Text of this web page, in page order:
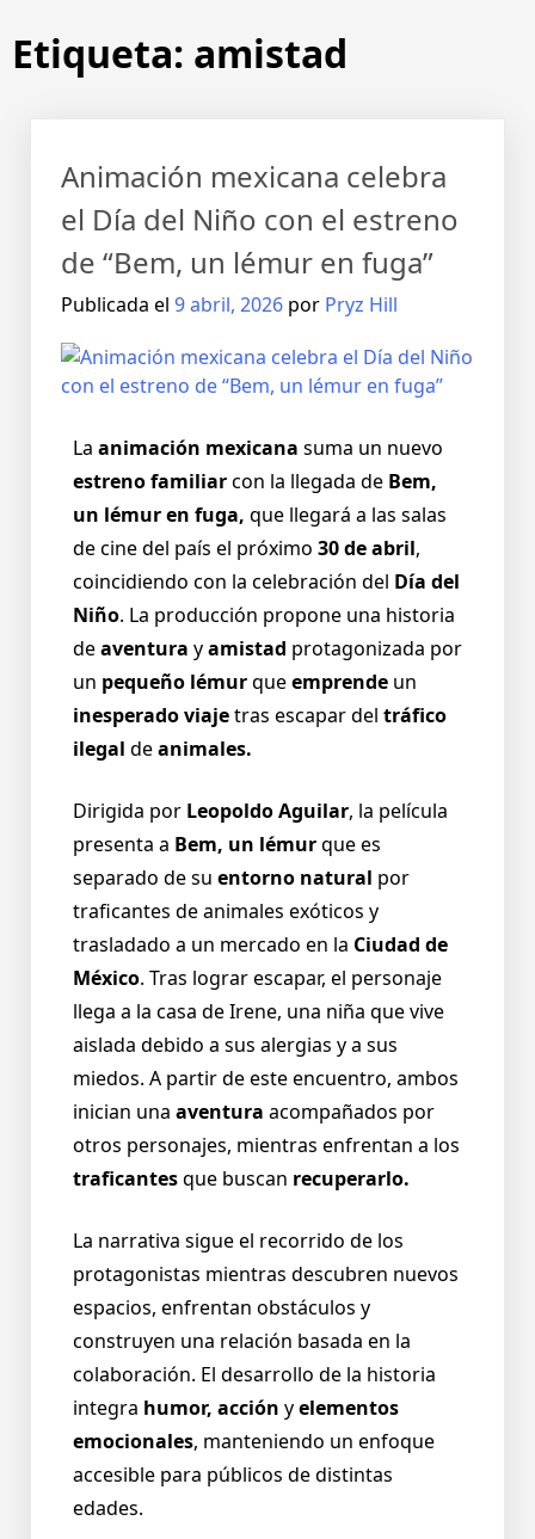
Etiqueta: amistad
Animación mexicana celebra
el Día del Niño con el estreno
de “Bem, un lémur en fuga”
Publicada el 9 abril, 2026 por Pryz Hill
La animación mexicana suma un nuevo
estreno familiarcon la llegada de Bem,
un lémur en fuga, que llegará a las salas
de cine del país el próximo 30 de abril,
coincidiendo con la celebración del Día del
Niño. La producción propone una historia
deaventura yamistad protagonizada por
un pequeño lémurqueemprende un
inesperado viajetras escapar del tráfico
ilegal deanimales.
Dirigida por Leopoldo Aguilar, la película
presenta a Bem, un lémurque es
separado de su entorno natural por
traficantes de animales exóticos y
trasladado a un mercado en la Ciudad de
México. Tras lograr escapar, el personaje
llega a la casa de Irene, una niña que vive
aislada debido a sus alergias y a sus
miedos. A partir de este encuentro, ambos
inician una aventura acompañados por
otros personajes, mientras enfrentan a los
traficantesque buscan recuperarlo.
La narrativa sigue el recorrido de los
protagonistas mientras descubren nuevos
espacios, enfrentan obstáculos y
construyen una relación basada en la
colaboración. El desarrollo de la historia
integra humor, acción yelementos
emocionales, manteniendo un enfoque
accesible para públicos de distintas
edades.